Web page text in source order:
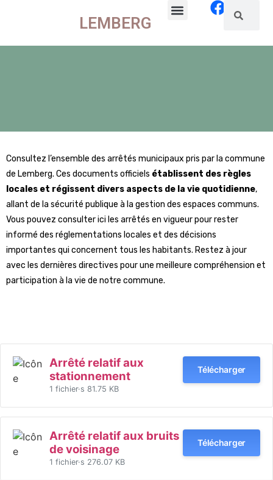
LEMBERG
Consultez l’ensemble des arrêtés municipaux pris par la commune
de Lemberg. Ces documents officiels établissent des règles
locales et régissent divers aspects de la vie quotidienne,
allant de la sécurité publique à la gestion des espaces communs.
Vous pouvez consulter ici les arrêtés en vigueur pour rester
informé des réglementations locales et des décisions
importantes qui concernent tous les habitants. Restez à jour
avec les dernières directives pour une meilleure compréhension et
participation à la vie de notre commune.
Arrêté relatif aux
stationnement
1 fichier·s 81.75 KB
Télécharger
Arrêté relatif aux bruits
de voisinage
1 fichier·s 276.07 KB
Télécharger